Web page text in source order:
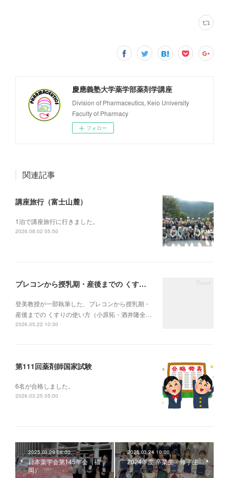
慶應義塾大学薬学部薬剤学講座
Division of Pharmaceutics, Keio University
Faculty of Pharmacy
フォロー
関連記事
講座旅行（富士山麓）
1泊で講座旅行に行きました。
2026.08.02 05:50
プレコンから授乳期・産後までの くすりの使い方
登美教授が一部執筆した、プレコンから授乳期・
産後までの くすりの使い方（小原拓・酒井隆全…
2026.05.22 10:30
第111回薬剤師国家試験
6名が合格しました。
2026.03.25 05:00
2025.03.29 08:00
日本薬学会第145年会（福
岡）
2025.03.24 10:00
2024年度 卒業生・修了生